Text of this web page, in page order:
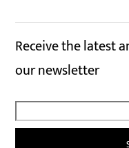
Receive the latest
our newsletter